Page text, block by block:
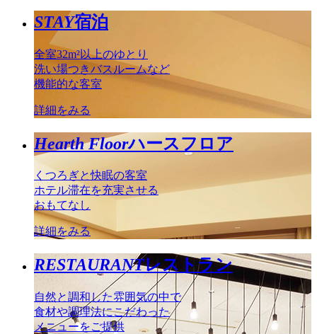
STAY宿泊
全室32m²以上のゆとり
洗い場つきバスルームなど
機能的な客室
詳細をみる
Hearth Floorハースフロア
くつろぎと快眠の客室
ホテル滞在を充実させる
おもてなし
詳細をみる
RESTAURANTレストラン
自然と調和した雰囲気の中で
食材や調理法にこだわった
メニューをご提供